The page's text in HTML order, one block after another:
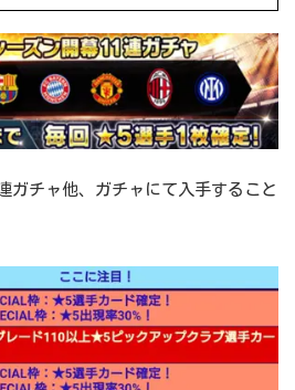
ガチャ他、ガチャにて入手すること